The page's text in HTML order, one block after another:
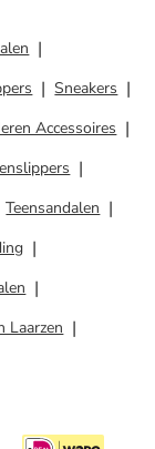
Sneakers
Accessoires
Teensandalen
Laarzen